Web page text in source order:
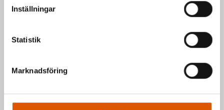
Inställningar
Statistik
Marknadsföring